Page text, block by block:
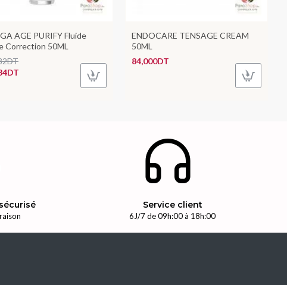
AGE PURIFY Fluide
Correction 50ML
ENDOCARE TENSAGE CREAM
50ML
84,000DT
Service client
6J/7 de 09h:00 à 18h:00